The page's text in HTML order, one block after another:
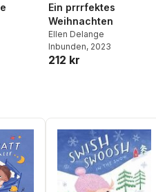
Ein prrrfektes
Weihnachten
Ellen Delange
Inbunden, 2023
212 kr